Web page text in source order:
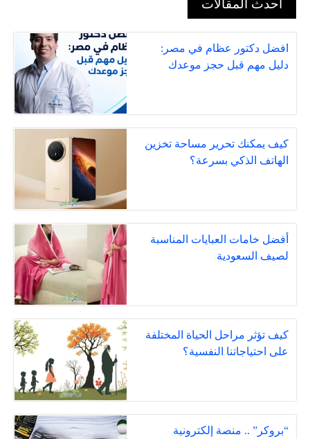
أحدث المقالات
افضل دكتور عظام في مصر:
دليل مهم قبل حجز موعدك
كيف يمكنك تحرير مساحة تخزين
الهاتف الذكي بسرعة؟
أفضل خامات العبايات المناسبة
لصيف السعودية
كيف تؤثر مراحل الحياة المختلفة
على احتياجاتنا النفسية؟
“بروكر” .. منصة إلكترونية